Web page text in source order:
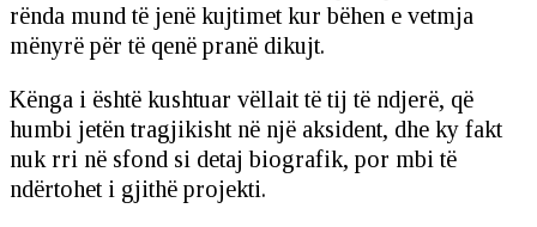
rënda mund të jenë kujtimet kur bëhen e vetmja
mënyrë për të qenë pranë dikujt.
Kënga i është kushtuar vëllait të tij të ndjerë, që
humbi jetën tragjikisht në një aksident, dhe ky fakt
nuk rri në sfond si detaj biografik, por mbi të
ndërtohet i gjithë projekti.